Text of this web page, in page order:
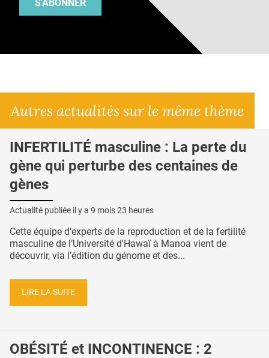
S'ABONNER
Autres actualités sur le même thème
INFERTILITÉ masculine : La perte du
gène qui perturbe des centaines de
gènes
Actualité publiée il y a 9 mois 23 heures
Cette équipe d’experts de la reproduction et de la fertilité
masculine de l’Université d'Hawaï à Manoa vient de
découvrir, via l’édition du génome et des...
LIRE LA SUITE
OBÉSITÉ et INCONTINENCE : 2